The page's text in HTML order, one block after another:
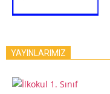
YAYINLARIMIZ